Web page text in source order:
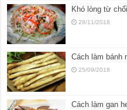
Khó lòng từ
28/11/2018
Cách làm bánh
25/09/2018
Cách làm gan